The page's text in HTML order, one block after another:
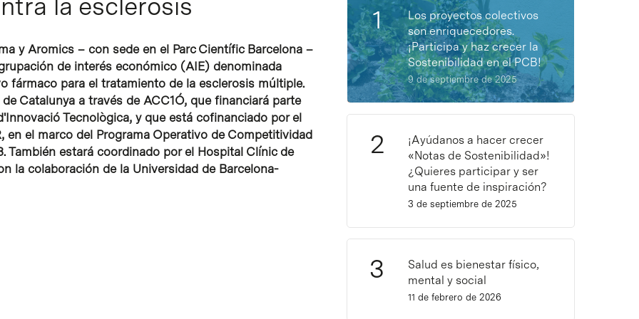
la esclerosis
y Aromics – con sede en el Parc Científic Barcelona –
de interés económico (AIE) denominada
fármaco para el tratamiento de la esclerosis múltiple.
Catalunya a través de ACC1Ó, que financiará parte
Tecnològica, y que está cofinanciado por el
en el marco del Programa Operativo de Competitividad
También estará coordinado por el Hospital Clínic de
la colaboración de la Universidad de Barcelona-
Los proyectos colectivos
son enriquecedores.
¡Participa y haz crecer la
Sostenibilidad en el PCB!
9 de septiembre de 2025
¡Ayúdanos a hacer crecer
«Notas de Sostenibilidad»!
¿Quieres participar y ser
una fuente de inspiración?
3 de septiembre de 2025
Salud es bienestar físico,
mental y social
11 de febrero de 2026